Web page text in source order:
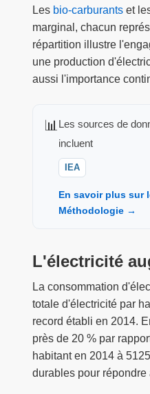
Les bio-carburants et
marginal, chacun
répartition illustre
une production
aussi l'importance
📊 Les sources de
incluent
IEA
En savoir plus sur
Méthodologie →
L'électricité
La consommation
totale d'électricité par
record établi en 2014.
près de 20 % par
habitant en 2014 à
durables pour